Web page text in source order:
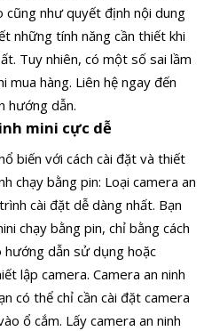
cũng như quyết định nội dung
những tính năng cần thiết khi
Tuy nhiên, có một số sai lầm
mua hàng. Liên hệ ngay đến
hướng dẫn.
mini cực dễ
biến với cách cài đặt và thiết
chạy bằng pin: Loại camera an
cài đặt dễ dàng nhất. Bạn
chạy bằng pin, chỉ bằng cách
hướng dẫn sử dụng hoặc
lập camera. Camera an ninh
có thể chỉ cần cài đặt camera
ổ cắm. Lấy camera an ninh